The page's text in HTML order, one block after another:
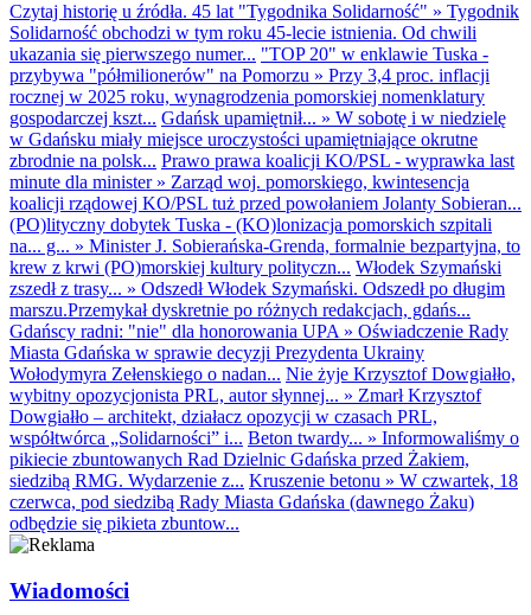
Czytaj historię u źródła. 45 lat "Tygodnika Solidarność" » Tygodnik
Solidarność obchodzi w tym roku 45-lecie istnienia. Od chwili
ukazania się pierwszego numer... "TOP 20" w enklawie Tuska -
przybywa "półmilionerów" na Pomorzu » Przy 3,4 proc. inflacji
rocznej w 2025 roku, wynagrodzenia pomorskiej nomenklatury
gospodarczej kszt... Gdańsk upamiętnił... » W sobotę i w niedzielę
w Gdańsku miały miejsce uroczystości upamiętniające okrutne
zbrodnie na polsk... Prawo prawa koalicji KO/PSL - wyprawka last
minute dla minister» Zarząd woj. pomorskiego, kwintesencja
koalicji rządowej KO/PSL tuż przed powołaniem Jolanty Sobieran...
(PO)lityczny dobytek Tuska - (KO)lonizacja pomorskich szpitali
na... g... » Minister J. Sobierańska-Grenda, formalnie bezpartyjna, to
krew z krwi (PO)morskiej kultury polityczn... Włodek Szymański
zszedł z trasy... » Odszedł Włodek Szymański. Odszedł po długim
marszu.Przemykał dyskretnie po różnych redakcjach, gdańs...
Gdańscy radni: "nie" dla honorowania UPA » Oświadczenie Rady
Miasta Gdańska w sprawie decyzji Prezydenta Ukrainy
Wołodymyra Zełenskiego o nadan... Nie żyje Krzysztof Dowgiałło,
wybitny opozycjonista PRL, autor słynnej... » Zmarł Krzysztof
Dowgiałło – architekt, działacz opozycji w czasach PRL,
współtwórca „Solidarności” i... Beton twardy... » Informowaliśmy o
pikiecie zbuntowanych Rad Dzielnic Gdańska przed Żakiem,
siedzibą RMG. Wydarzenie z... Kruszenie betonu » W czwartek, 18
czerwca, pod siedzibą Rady Miasta Gdańska (dawnego Żaku)
odbędzie się pikieta zbuntow...
Wiadomości